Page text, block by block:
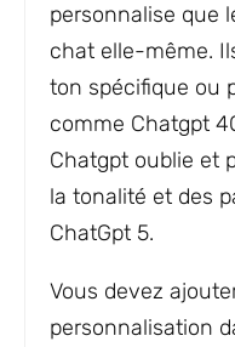
personnalise que
chat elle-même.
ton spécifique ou
comme Chatgpt
Chatgpt oublie et
la tonalité et des
ChatGpt 5.
Vous devez
personnalisation